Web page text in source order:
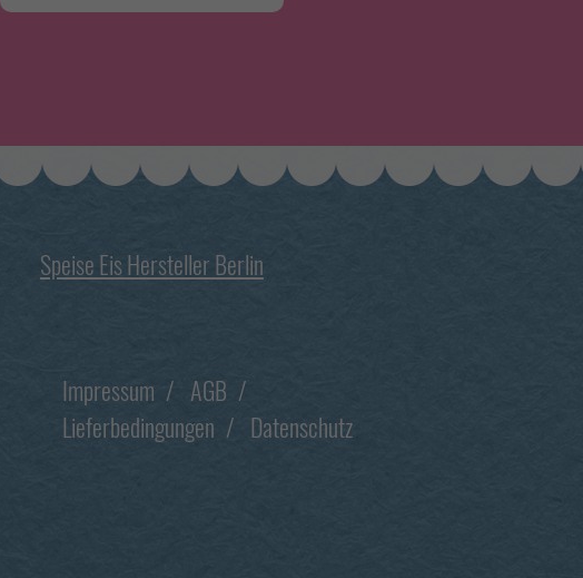
Speise Eis Hersteller Berlin
Impressum
AGB
Lieferbedingungen
Datenschutz